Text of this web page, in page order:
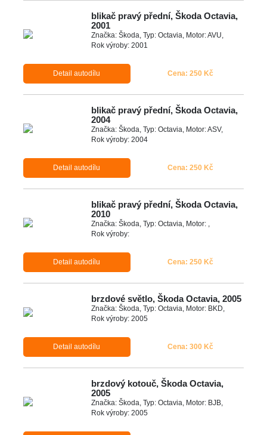
blikač pravý přední, Škoda Octavia,
2001
Značka: Škoda, Typ: Octavia, Motor: AVU,
Rok výroby: 2001
Detail autodílu Cena: 250 Kč
blikač pravý přední, Škoda Octavia,
2004
Značka: Škoda, Typ: Octavia, Motor: ASV,
Rok výroby: 2004
Detail autodílu Cena: 250 Kč
blikač pravý přední, Škoda Octavia,
2010
Značka: Škoda, Typ: Octavia, Motor: ,
Rok výroby:
Detail autodílu Cena: 250 Kč
brzdové světlo, Škoda Octavia, 2005
Značka: Škoda, Typ: Octavia, Motor: BKD,
Rok výroby: 2005
Detail autodílu Cena: 300 Kč
brzdový kotouč, Škoda Octavia,
2005
Značka: Škoda, Typ: Octavia, Motor: BJB,
Rok výroby: 2005